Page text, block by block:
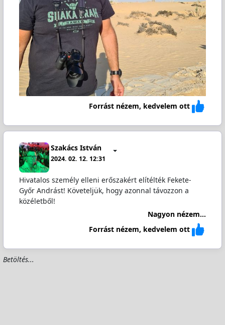
Forrást nézem, kedvelem ott
Szakács István
2024. 02. 12. 12:31
Hivatalos személy elleni erőszakért elítélték Fekete-
Győr Andrást! Követeljük, hogy azonnal távozzon a
közéletből!
Nagyon nézem...
Forrást nézem, kedvelem ott
Betöltés...